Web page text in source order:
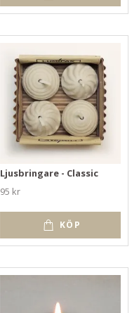
Ljusbringare - Classic
95 kr
KÖP